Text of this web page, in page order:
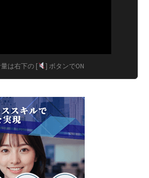
は右下の [ ] ボタンでON